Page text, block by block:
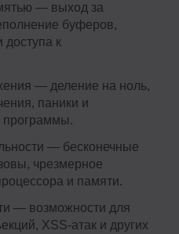
— выход за
буферов,
доступа к
— деление на ноль,
паники и
программы.
— бесконечные
чрезмерное
и памяти.
— возможности для
XSS-атак и других